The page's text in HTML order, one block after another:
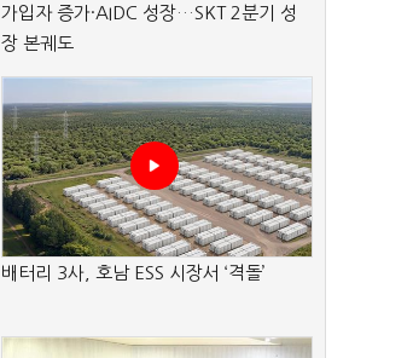
가입자 증가·AIDC 성장…SKT 2분기 성
장 본궤도
배터리 3사, 호남 ESS 시장서 ‘격돌’